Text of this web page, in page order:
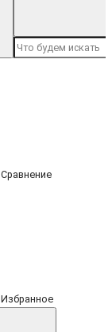
Сравнение
Избранное